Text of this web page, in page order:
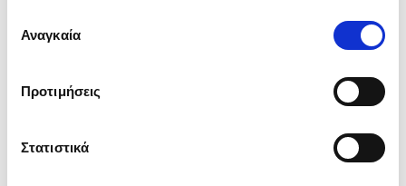
ενδιαφέρουν και να επιλέξετε από τα παρακάτω με την
΄΄και να ενημερωθείτε σχετικά με
συγκατάθεσης
Αναγκαία
Προτιμήσεις
Στατιστικά